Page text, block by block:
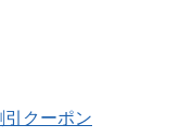
引クーポン